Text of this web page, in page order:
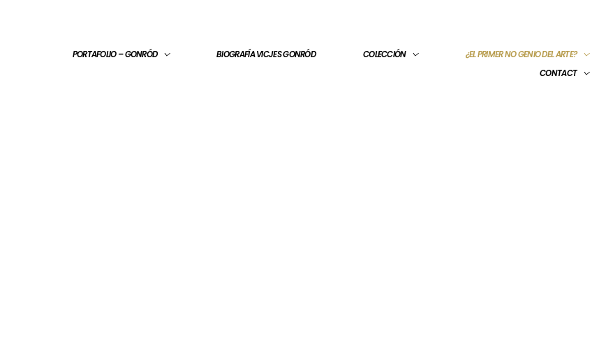
PORTAFOLIO – GONRÓD BIOGRAFÍA VICJES GONRÓD COLECCIÓN
¿EL PRIMER NO GENIO DEL ARTE?
CONTACT